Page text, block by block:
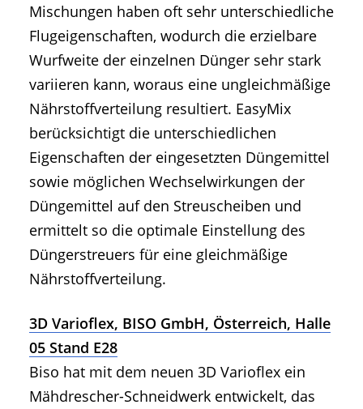
Mischungen haben oft sehr unterschiedliche
Flugeigenschaften, wodurch die erzielbare
Wurfweite der einzelnen Dünger sehr stark
variieren kann, woraus eine ungleichmäßige
Nährstoffverteilung resultiert. EasyMix
berücksichtigt die unterschiedlichen
Eigenschaften der eingesetzten Düngemittel
sowie möglichen Wechselwirkungen der
Düngemittel auf den Streuscheiben und
ermittelt so die optimale Einstellung des
Düngerstreuers für eine gleichmäßige
Nährstoffverteilung.
3D Varioflex, BISO GmbH, Österreich, Halle
05 Stand E28
Biso hat mit dem neuen 3D Varioflex ein
Mähdrescher-Schneidwerk entwickelt, das